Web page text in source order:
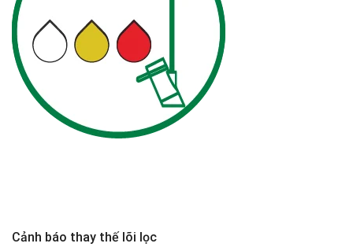
Cảnh báo thay thế lõi lọc